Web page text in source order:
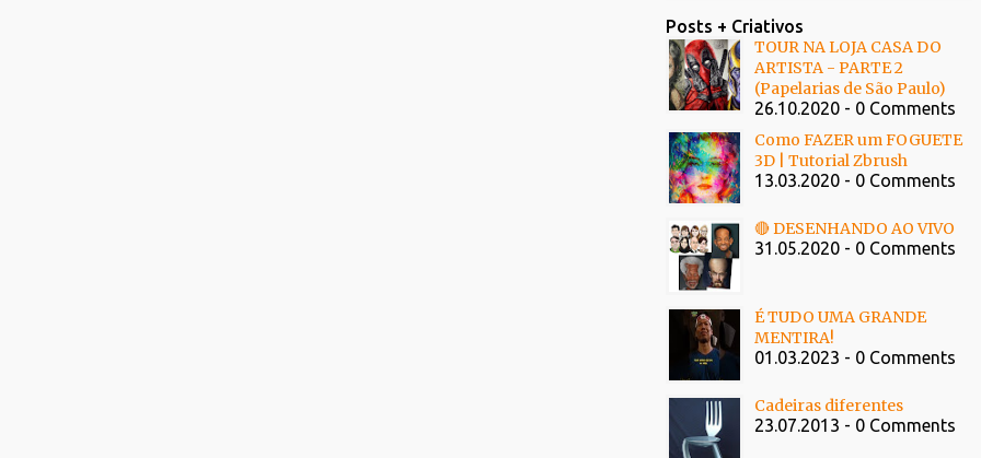
Posts + Criativos
TOUR NA LOJA CASA DO
ARTISTA - PARTE 2
(Papelarias de São Paulo)
26.10.2020 - 0 Comments
Como FAZER um FOGUETE
3D | Tutorial Zbrush
13.03.2020 - 0 Comments
🔴 DESENHANDO AO VIVO
31.05.2020 - 0 Comments
É TUDO UMA GRANDE
MENTIRA!
01.03.2023 - 0 Comments
Cadeiras diferentes
23.07.2013 - 0 Comments